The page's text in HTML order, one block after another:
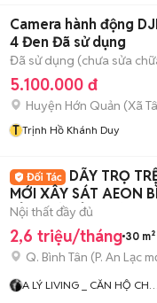
Camera hành động
4 Đen Đã sử dụng
Đã sử dụng (chưa sửa
5.100.000 đ
Huyện Hớn Quản (Xã
T Trịnh Hồ Khánh Duy
DÃY TRỌ
MỚI XÂY SÁT AEON
LỬA MỚI TỈNH LỘ 10
Nội thất đầy đủ
2,6 triệu/tháng 30 m²
Q. Bình Tân (P. An Lạc
A LÝ LIVING _ CĂN HỘ CHO